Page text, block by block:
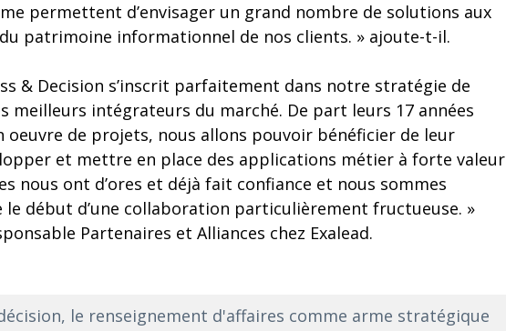
permettent d’envisager un grand nombre de solutions aux
patrimoine informationnel de nos clients. » ajoute-t-il.
& Decision s’inscrit parfaitement dans notre stratégie de
meilleurs intégrateurs du marché. De part leurs 17 années
oeuvre de projets, nous allons pouvoir bénéficier de leur
et mettre en place des applications métier à forte valeur
nous ont d’ores et déjà fait confiance et nous sommes
le début d’une collaboration particulièrement fructueuse. »
Partenaires et Alliances chez Exalead.
le renseignement d'affaires comme arme stratégique